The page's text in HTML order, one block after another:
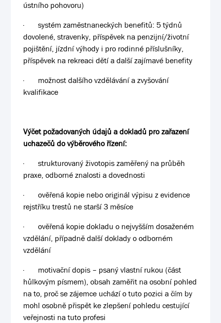
ústního pohovoru)
·
systém zaměstnaneckých benefitů: 5 týdnů
dovolené, stravenky, příspěvek na penzijní/životní
pojištění, jízdní výhody i pro rodinné příslušníky,
příspěvek na rekreaci dětí a další zajímavé benefity
·
možnost dalšího vzdělávání a zvyšování
kvalifikace
Výčet požadovaných údajů a dokladů pro zařazení
uchazečů do výběrového řízení:
·
strukturovaný životopis zaměřený na průběh
praxe, odborné znalosti a dovednosti
·
ověřená kopie nebo originál výpisu z evidence
rejstříku trestů ne starší 3 měsíce
·
ověřená kopie dokladu o nejvyšším dosaženém
vzdělání, případně další doklady o odborném
vzdělání
·
motivační dopis – psaný vlastní rukou (část
hůlkovým písmem), obsah zaměřit na osobní pohled
na to, proč se zájemce uchází o tuto pozici a čím by
mohl osobně přispět ke zlepšení pohledu cestující
veřejnosti na tuto profesi